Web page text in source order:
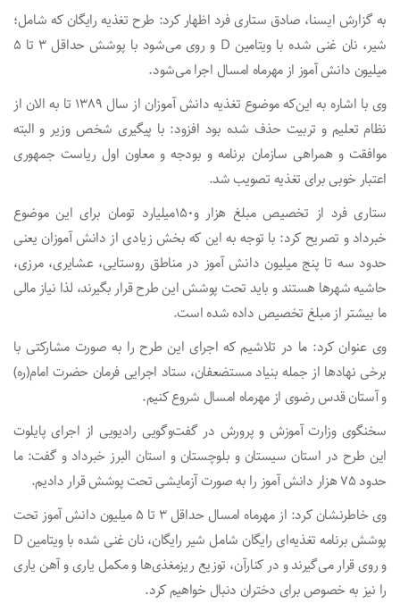
به گزارش ایسنا، صادق ستاری فرد اظهار کرد: طرح تغذیه‌ رایگان که شامل؛
شیر، نان غنی شده با ویتامین D و روی می‌شود با پوشش حداقل ۳ تا ۵
میلیون دانش آموز از مهرماه امسال اجرا می‌شود.
وی با اشاره به این‌که موضوع تغذیه دانش آموزان از سال ۱۳۸۹ تا به الان از
نظام تعلیم و تربیت حذف شده بود افزود: با پیگیری شخص وزیر و البته
موافقت و همراهی سازمان برنامه و بودجه و معاون اول ریاست جمهوری
اعتبار خوبی برای تغذیه تصویب شد.
ستاری فرد از تخصیص مبلغ هزار و۱۵۰میلیارد تومان برای این موضوع
خبرداد و تصریح کرد: با توجه به این که بخش زیادی از دانش آموزان یعنی
حدود سه تا پنج میلیون دانش آموز در مناطق روستایی، عشایری، مرزی،
حاشیه شهرها هستند و باید تحت پوشش این طرح قرار بگیرند، لذا نیاز مالی
ما بیشتر از مبلغ تخصیص داده شده است.
وی عنوان کرد: ما در تلاشیم که اجرای این طرح را به صورت مشارکتی با
برخی نهادها از جمله بنیاد مستضعفان، ستاد اجرایی فرمان حضرت امام(ره)
و آستان قدس رضوی از مهرماه امسال شروع کنیم.
سخنگوی وزارت آموزش و پرورش در گفت‌وگویی رادیویی از اجرای پایلوت
این طرح در استان سیستان و بلوچستان و استان البرز خبرداد و گفت: ما
حدود ۷۵ هزار دانش آموز را به صورت آزمایشی تحت پوشش قرار دادیم.
وی خاطرنشان کرد: از مهرماه امسال حداقل ۳ تا ۵ میلیون دانش آموز تحت
پوشش برنامه تغذیه‌ای رایگان شامل شیر رایگان، نان غنی شده با ویتامین D
و روی قرار می‌گیرند و در کنارآن، توزیع ریزمغذی‌ها و مکمل یاری و آهن یاری
را نیز به خصوص برای دختران دنبال خواهیم کرد.